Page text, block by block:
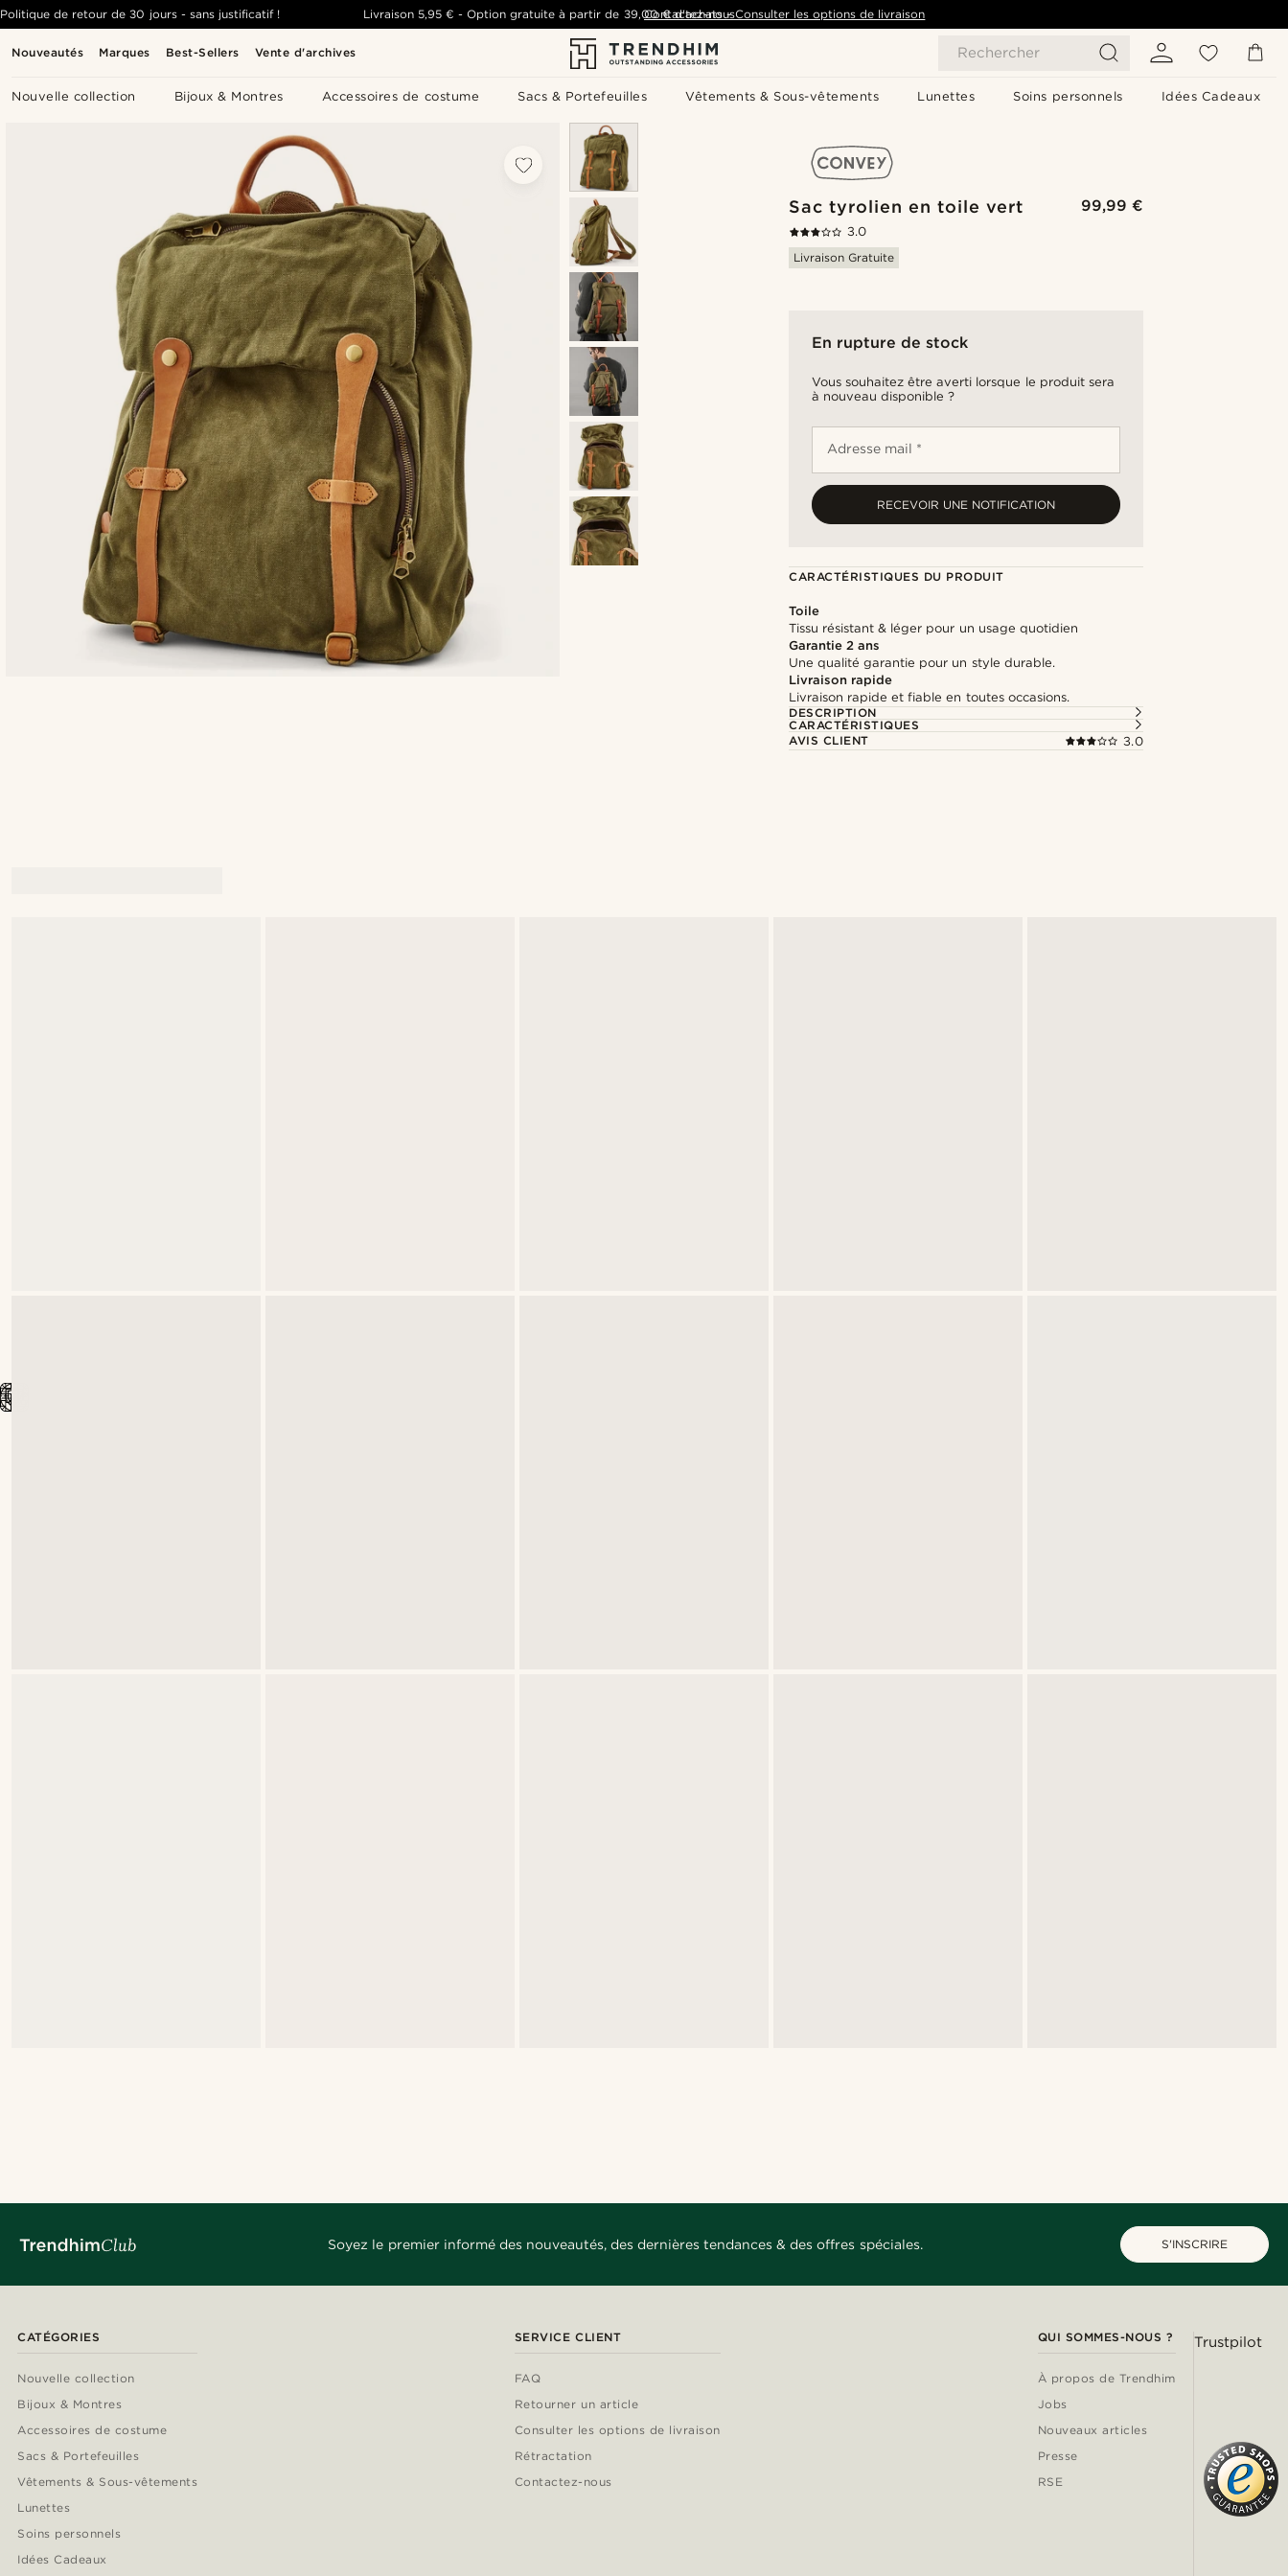
Nouveautés Marques Best-Sellers Vente d'archives Rechercher
Nouvelle collection Bijoux & Montres Accessoires de costume Sacs & Portefeuilles Vêtements & Sous-vêtements Lunettes Soins personnels Idées Cadeaux
Politique de retour de 30 jours - sans justificatif ! Livraison 5,95 € -Option gratuite à partir de 39,00 € d'achats- Consulter les options de livraison
Contactez-nous
Sac tyrolien en toile vert 99,99 €
3.0
Livraison Gratuite
En rupture de stock
Vous souhaitez être averti lorsque le produit sera
à nouveau disponible ?
Adresse mail *
RECEVOIR UNE NOTIFICATION
CARACTÉRISTIQUES DU PRODUIT
Toile
Tissu résistant & léger pour un usage quotidien
Garantie 2 ans
Une qualité garantie pour un style durable.
Livraison rapide
Livraison rapide et fiable en toutes occasions.
DESCRIPTION
CARACTÉRISTIQUES
AVIS CLIENT
3.0
Soyez le premier informé des nouveautés, des dernières tendances & des offres spéciales. S'INSCRIRE
CATÉGORIES
Nouvelle collection
Bijoux & Montres
Accessoires de costume
Sacs & Portefeuilles
Vêtements & Sous-vêtements
Lunettes
Soins personnels
Idées Cadeaux
SERVICE CLIENT
FAQ
Retourner un article
Consulter les options de livraison
Rétractation
Contactez-nous
QUI SOMMES-NOUS ?
À propos de Trendhim
Jobs
Nouveaux articles
Presse
RSE
Trustpilot